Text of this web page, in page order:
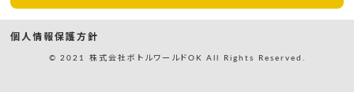
個人情報保護方針
© 2021 株式会社ボトルワールドOK All Rights Reserved.